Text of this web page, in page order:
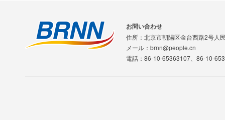
お問い合わせ
住所：北京市朝陽区金台西路2号人
メール：brnn@people.cn
電話：86-10-65363107、86-10-